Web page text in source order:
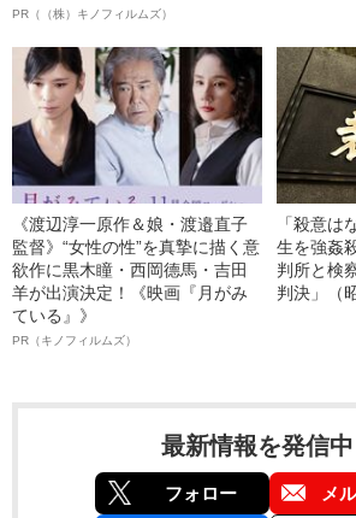
PR（（株）キノフィルムズ）
《渡辺淳一原作＆娘・渡邉直子
監督》“女性の性”を真摯に描く意
欲作に黒木瞳・西岡德馬・吉田
羊が出演決定！《映画『月がみ
ている』》
PR（キノフィルムズ）
「殺意は
生を強姦
判所と検
判決」（
最新情報を発信中
フォロー メ